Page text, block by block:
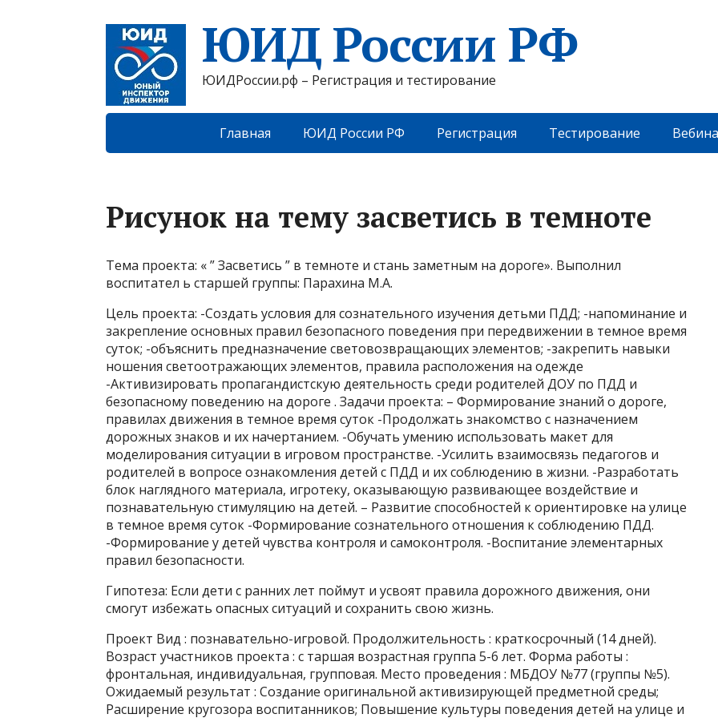
ЮИД России РФ
ЮИДРоссии.рф – Регистрация и тестирование
Главная ЮИД России РФ Регистрация Тестирование
Рисунок на тему засветись в темноте
Тема проекта: « ” Засветись ” в темноте и стань заметным на дороге». Выполнил
воспитател ь старшей группы: Парахина М.А.
Цель проекта: -Создать условия для сознательного изучения детьми ПДД; -напоминание и
закрепление основных правил безопасного поведения при передвижении в темное время
суток; -объяснить предназначение световозвращающих элементов; -закрепить навыки
ношения светоотражающих элементов, правила расположения на одежде
-Активизировать пропагандистскую деятельность среди родителей ДОУ по ПДД и
безопасному поведению на дороге . Задачи проекта: – Формирование знаний о дороге,
правилах движения в темное время суток -Продолжать знакомство с назначением
дорожных знаков и их начертанием. -Обучать умению использовать макет для
моделирования ситуации в игровом пространстве. -Усилить взаимосвязь педагогов и
родителей в вопросе ознакомления детей с ПДД и их соблюдению в жизни. -Разработать
блок наглядного материала, игротеку, оказывающую развивающее воздействие и
познавательную стимуляцию на детей. – Развитие способностей к ориентировке на улице
в темное время суток -Формирование сознательного отношения к соблюдению ПДД.
-Формирование у детей чувства контроля и самоконтроля. -Воспитание элементарных
правил безопасности.
Гипотеза: Если дети с ранних лет поймут и усвоят правила дорожного движения, они
смогут избежать опасных ситуаций и сохранить свою жизнь.
Проект Вид : познавательно-игровой. Продолжительность : краткосрочный (14 дней).
Возраст участников проекта : c таршая возрастная группа 5-6 лет. Форма работы :
фронтальная, индивидуальная, групповая. Место проведения : МБДОУ №77 (группы №5).
Ожидаемый результат : Создание оригинальной активизирующей предметной среды;
Расширение кругозора воспитанников; Повышение культуры поведения детей на улице и